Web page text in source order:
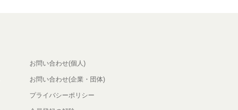
お問い合わせ(個人)
お問い合わせ(企業・団体)
プライバシーポリシー